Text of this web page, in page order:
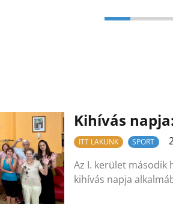
Kihívás
ITT LAKUNK SPORT
Az I. kerület második
kihívás napja